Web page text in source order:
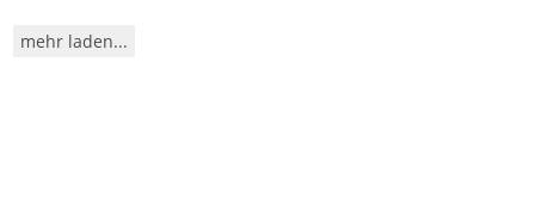
mehr laden...